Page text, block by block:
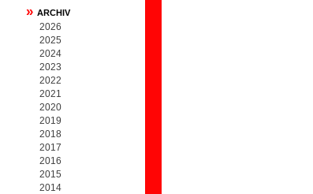
» ARCHIV
2026
2025
2024
2023
2022
2021
2020
2019
2018
2017
2016
2015
2014